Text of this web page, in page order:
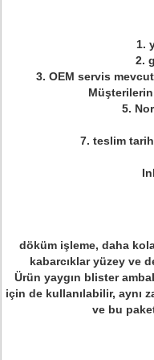
1.
2.
3. OEM servis
5.
7. teslim
döküm işleme, daha
kabarcıklar yüzey ve
Ürün yaygın blister
için de kullanılabilir, aynı
ve bu